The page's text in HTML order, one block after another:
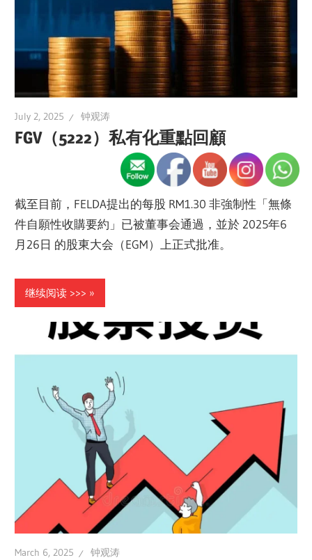
July 2, 2025 钟观涛
FGV（5222）私有化重點回顧
截至目前，FELDA提出的每股 RM1.30 非強制性「無條
件自願性收購要約」已被董事会通過，並於 2025年6
月26日 的股東大会（EGM）上正式批准。
继续阅读 >>>
March 6, 2025 钟观涛